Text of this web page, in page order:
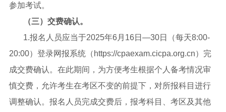
参加考试。
（三）交费确认。
1.报名人员应当于2025年6月16日—30日（每天8:00-
20:00）登录网报系统（https://cpaexam.cicpa.org.cn）完
成交费确认。在此期间，为方便考生根据个人备考情况审
慎交费，允许考生在考区不变的前提下，对所报科目进行
调整确认。报名人员完成交费后，报考科目、考区及其他